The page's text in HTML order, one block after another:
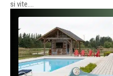
si vite.…